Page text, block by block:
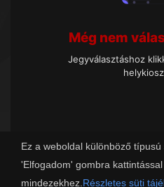
Ez a weboldal különböző
'Elfogadom' gombra
mindezekhez. Részletes süti
Még nem
Jegyválasztáshoz